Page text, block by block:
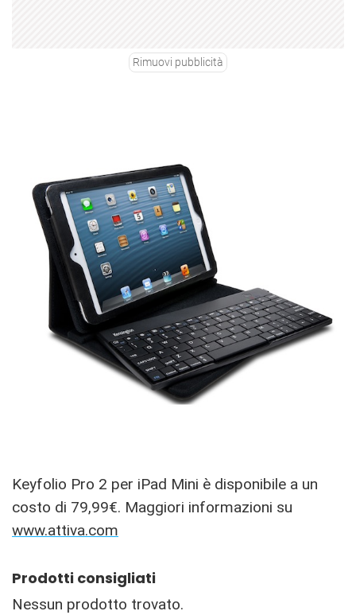
Rimuovi pubblicità
Keyfolio Pro 2 per iPad Mini è disponibile a un
costo di 79,99€. Maggiori informazioni su
www.attiva.com
Prodotti consigliati
Nessun prodotto trovato.